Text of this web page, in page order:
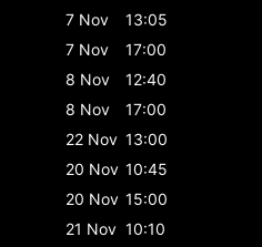
7 Nov
13:05
7 Nov
17:00
8 Nov
12:40
8 Nov
17:00
22 Nov 13:00
20 Nov 10:45
20 Nov 15:00
21 Nov 10:10